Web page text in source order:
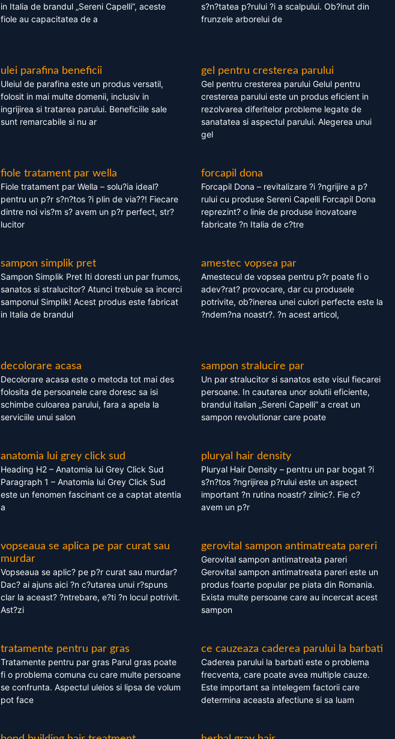
in Italia de brandul „Sereni Capelli”, aceste
fiole au capacitatea de a
s?n?tatea p?rului ?i a scalpului. Ob?inut din
frunzele arborelui de
ulei parafina beneficii
Uleiul de parafina este un produs versatil,
folosit in mai multe domenii, inclusiv in
ingrijirea si tratarea parului. Beneficiile sale
sunt remarcabile si nu ar
gel pentru cresterea parului
Gel pentru cresterea parului Gelul pentru
cresterea parului este un produs eficient in
rezolvarea diferitelor probleme legate de
sanatatea si aspectul parului. Alegerea unui
gel
fiole tratament par wella
Fiole tratament par Wella – solu?ia ideal?
pentru un p?r s?n?tos ?i plin de via??! Fiecare
dintre noi vis?m s? avem un p?r perfect, str?
lucitor
forcapil dona
Forcapil Dona – revitalizare ?i ?ngrijire a p?
rului cu produse Sereni Capelli Forcapil Dona
reprezint? o linie de produse inovatoare
fabricate ?n Italia de c?tre
sampon simplik pret
Sampon Simplik Pret Iti doresti un par frumos,
sanatos si stralucitor? Atunci trebuie sa incerci
samponul Simplik! Acest produs este fabricat
in Italia de brandul
amestec vopsea par
Amestecul de vopsea pentru p?r poate fi o
adev?rat? provocare, dar cu produsele
potrivite, ob?inerea unei culori perfecte este la
?ndem?na noastr?. ?n acest articol,
decolorare acasa
Decolorare acasa este o metoda tot mai des
folosita de persoanele care doresc sa isi
schimbe culoarea parului, fara a apela la
serviciile unui salon
sampon stralucire par
Un par stralucitor si sanatos este visul fiecarei
persoane. In cautarea unor solutii eficiente,
brandul italian „Sereni Capelli” a creat un
sampon revolutionar care poate
anatomia lui grey click sud
Heading H2 – Anatomia lui Grey Click Sud
Paragraph 1 – Anatomia lui Grey Click Sud
este un fenomen fascinant ce a captat atentia
a
pluryal hair density
Pluryal Hair Density – pentru un par bogat ?i
s?n?tos ?ngrijirea p?rului este un aspect
important ?n rutina noastr? zilnic?. Fie c?
avem un p?r
vopseaua se aplica pe par curat sau
murdar
Vopseaua se aplic? pe p?r curat sau murdar?
Dac? ai ajuns aici ?n c?utarea unui r?spuns
clar la aceast? ?ntrebare, e?ti ?n locul potrivit.
Ast?zi
gerovital sampon antimatreata pareri
Gerovital sampon antimatreata pareri
Gerovital sampon antimatreata pareri este un
produs foarte popular pe piata din Romania.
Exista multe persoane care au incercat acest
sampon
tratamente pentru par gras
Tratamente pentru par gras Parul gras poate
fi o problema comuna cu care multe persoane
se confrunta. Aspectul uleios si lipsa de volum
pot face
ce cauzeaza caderea parului la barbati
Caderea parului la barbati este o problema
frecventa, care poate avea multiple cauze.
Este important sa intelegem factorii care
determina aceasta afectiune si sa luam